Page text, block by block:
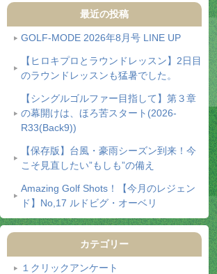
最近の投稿
GOLF-MODE 2026年8月号 LINE UP
【ヒロキプロとラウンドレッスン】2日目
のラウンドレッスンも猛暑でした。
【シングルゴルファー目指して】第３章
の幕開けは、ほろ苦スタート(2026-
R33(Back9))
【保存版】台風・豪雨シーズン到来！今
こそ見直したい”もしも”の備え
Amazing Golf Shots！【今月のレジェン
ド】No,17 ルドビグ・オーベリ
カテゴリー
１クリックアンケート